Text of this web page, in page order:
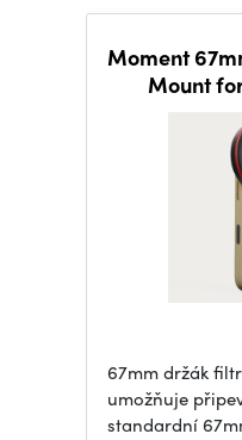
Moment
Mount
67mm držák
umožňuje
standardní